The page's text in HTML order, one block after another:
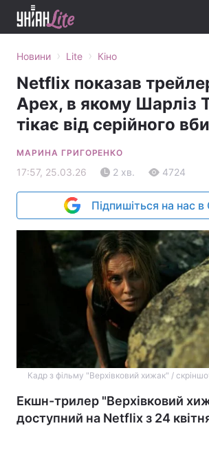
Новини › Lite › Кіно
Netflix показав
Apex, в якому Шарліз
тікає від серійного
МАРИНА ГРИГОРЕНКО
17:57, 25.03.26 2 хв. 4724
Підпишіться на нас в
Кадр з фільму "Верхівковий хижак" /
Екшн-трилер "Верхівковий
доступний на Netflix з 24